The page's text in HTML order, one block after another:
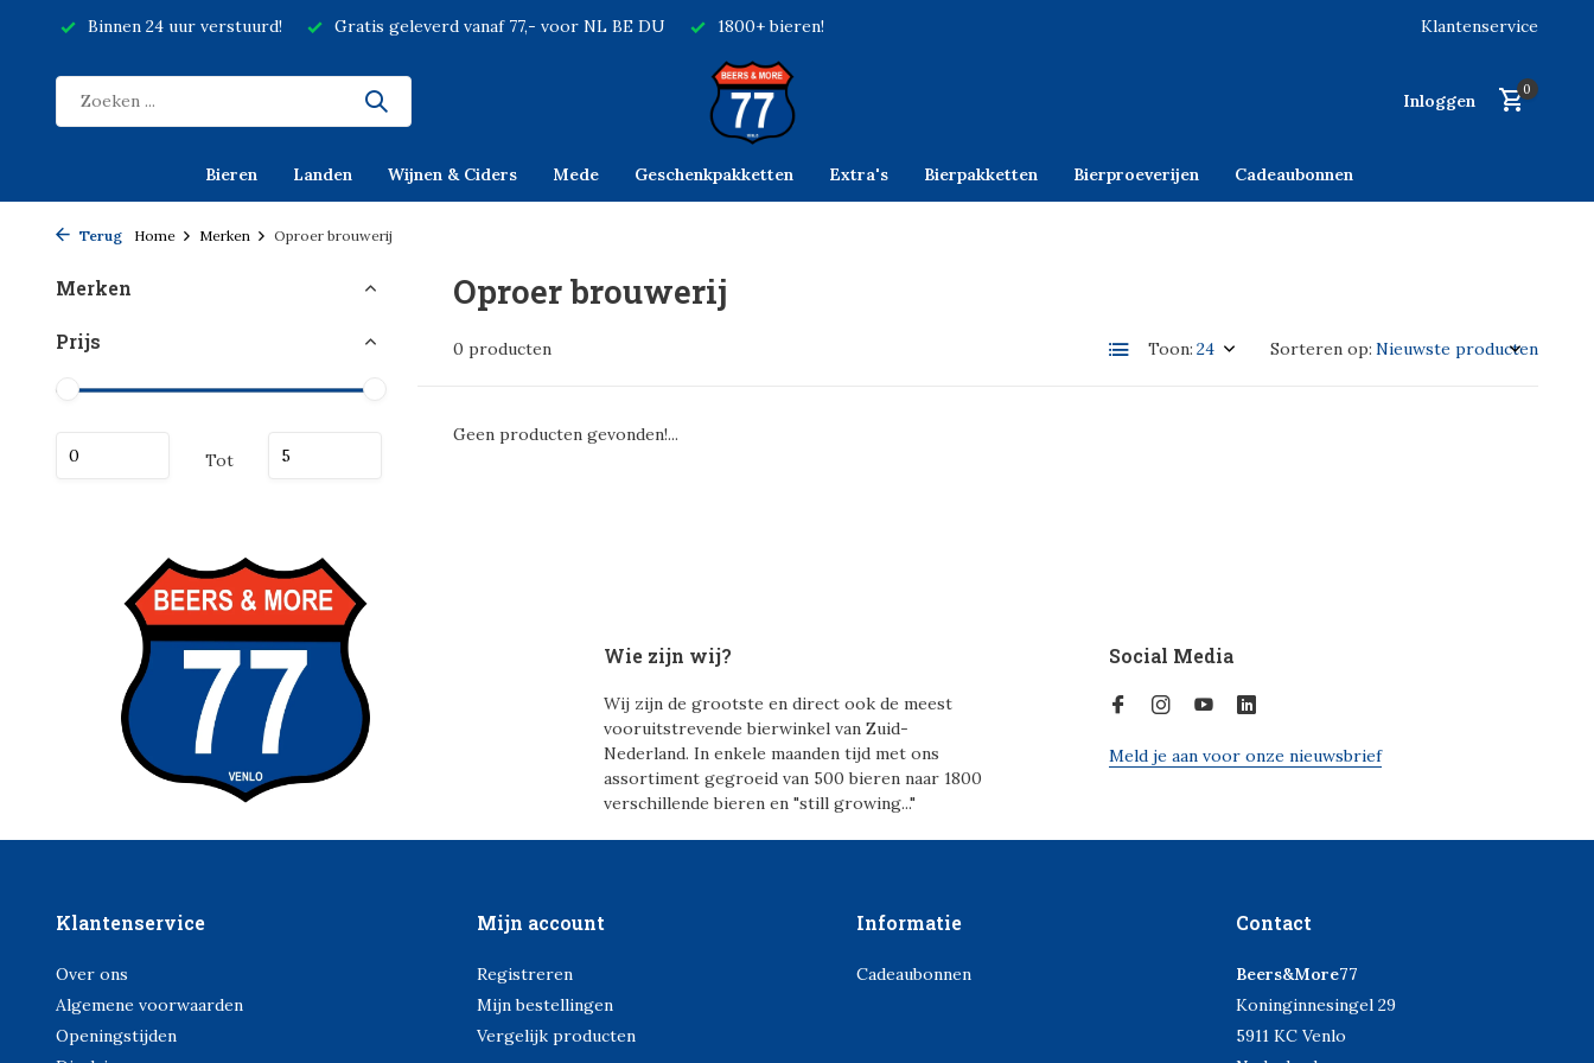
Binnen 24 uur verstuurd! Gratis geleverd vanaf 77,- voor NL BE DU 1800+ bieren! Klantenservice
Inloggen
0
Bieren Landen Wijnen & Ciders Mede Geschenkpakketten Extra's Bierpakketten Bierproeverijen Cadeaubonnen
Terug Home Merken Oproer brouwerij
Merken
Prijs
Tot
Oproer brouwerij
0 producten Toon: Sorteren op:
Geen producten gevonden!...
Wie zijn wij?
Wij zijn de grootste en direct ook de meest
vooruitstrevende bierwinkel van Zuid-
Nederland. In enkele maanden tijd met ons
assortiment gegroeid van 500 bieren naar 1800
verschillende bieren en "still growing..."
Social Media
Meld je aan voor onze nieuwsbrief
Klantenservice
Over ons
Algemene voorwaarden
Openingstijden
Mijn account
Registreren
Mijn bestellingen
Vergelijk producten
Informatie
Cadeaubonnen
Contact
Beers&More77
Koninginnesingel 29
5911 KC Venlo